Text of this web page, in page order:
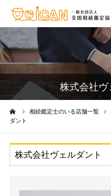
株式会社ヴ
相続鑑定士のいる店舗一覧
ダント
株式会社ヴェルダント
相続・不動産の相談
相続セミナー
お問合せ窓口